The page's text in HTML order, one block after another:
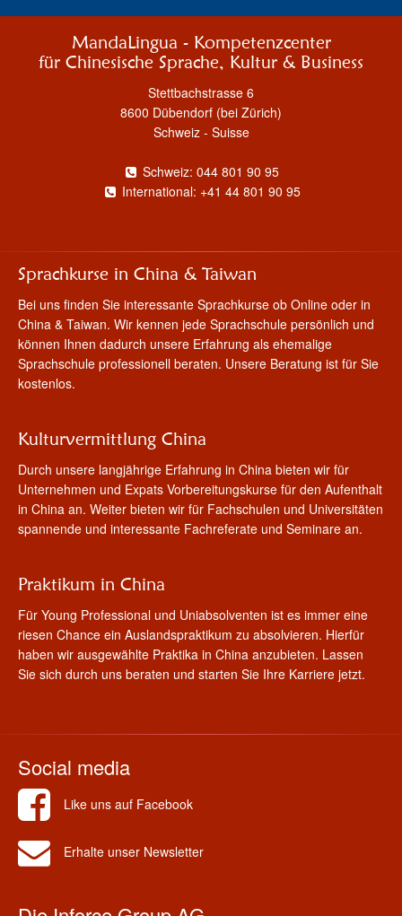
MandaLingua - Kompetenzcenter
für Chinesische Sprache, Kultur & Business
Stettbachstrasse 6
8600 Dübendorf (bei Zürich)
Schweiz - Suisse
Schweiz: 044 801 90 95
International: +41 44 801 90 95
Sprachkurse in China & Taiwan
Bei uns finden Sie interessante Sprachkurse ob Online oder in
China & Taiwan. Wir kennen jede Sprachschule persönlich und
können Ihnen dadurch unsere Erfahrung als ehemalige
Sprachschule professionell beraten. Unsere Beratung ist für Sie
kostenlos.
Kulturvermittlung China
Durch unsere langjährige Erfahrung in China bieten wir für
Unternehmen und Expats Vorbereitungskurse für den Aufenthalt
in China an. Weiter bieten wir für Fachschulen und Universitäten
spannende und interessante Fachreferate und Seminare an.
Praktikum in China
Für Young Professional und Uniabsolventen ist es immer eine
riesen Chance ein Auslandspraktikum zu absolvieren. Hierfür
haben wir ausgewählte Praktika in China anzubieten. Lassen
Sie sich durch uns beraten und starten Sie Ihre Karriere jetzt.
Social media
Like uns auf Facebook
Erhalte unser Newsletter